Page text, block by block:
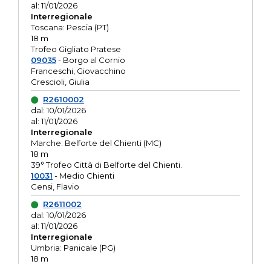
al: 11/01/2026
Interregionale
Toscana: Pescia (PT)
18 m
Trofeo Gigliato Pratese
09035- Borgo al Cornio
Franceschi, Giovacchino
Crescioli, Giulia
R2610002
dal: 10/01/2026
al: 11/01/2026
Interregionale
Marche: Belforte del Chienti (MC)
18 m
39° Trofeo Città di Belforte del Chienti.
10031 - Medio Chienti
Censi, Flavio
R2611002
dal: 10/01/2026
al: 11/01/2026
Interregionale
Umbria: Panicale (PG)
18 m